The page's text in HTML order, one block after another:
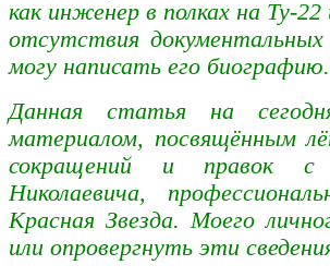
как инженер в полках на Ту-
отсутствия
могу написать его биографию.
Данная статья на
материалом, посвящённым
сокращений и правок с
Николаевича,
Красная Звезда.Моего
или опровергнуть эти